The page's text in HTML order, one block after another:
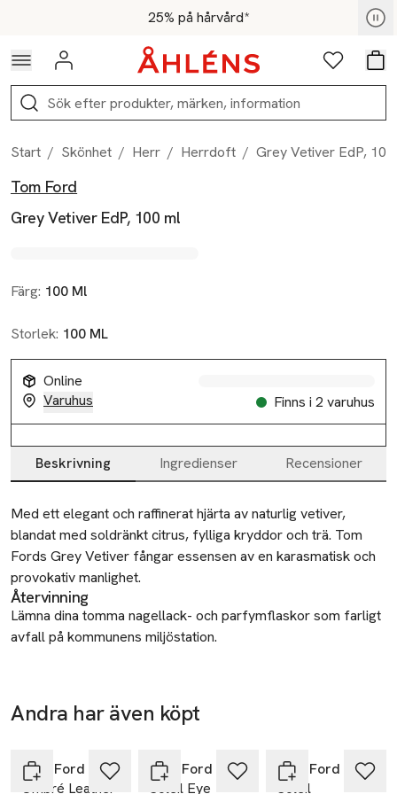
Hoppa till navigationsmenyn25% på hårvård*
För medlemmar - Shoppa nu
Logga in Favoriter
Sök
Start / Skönhet / Herr / Herrdoft / Grey Vetiver EdP,
Produktbilder
Hoppa över bildspelet
Tom Ford
Grey Vetiver EdP, 100 ml
Färg: 100 Ml
Storlek: 100 ML
Online
Varuhus
Finns i 2 varuhus
Produktinformation
Beskrivning Ingredienser Recensioner
Beskrivning
Med ett elegant och raffinerat hjärta av naturlig vetiver,
blandat med soldränkt citrus, fylliga kryddor och trä. Tom
Fords Grey Vetiver fångar essensen av en karasmatisk och
provokativ manlighet.
Återvinning
Lämna dina tomma nagellack- och parfymflaskor som farligt
avfall på kommunens miljöstation.
Andra har även köpt
Tom Ford
Ombré Leather
Tom Ford
Soleil Eye
Tom Ford
Soleil